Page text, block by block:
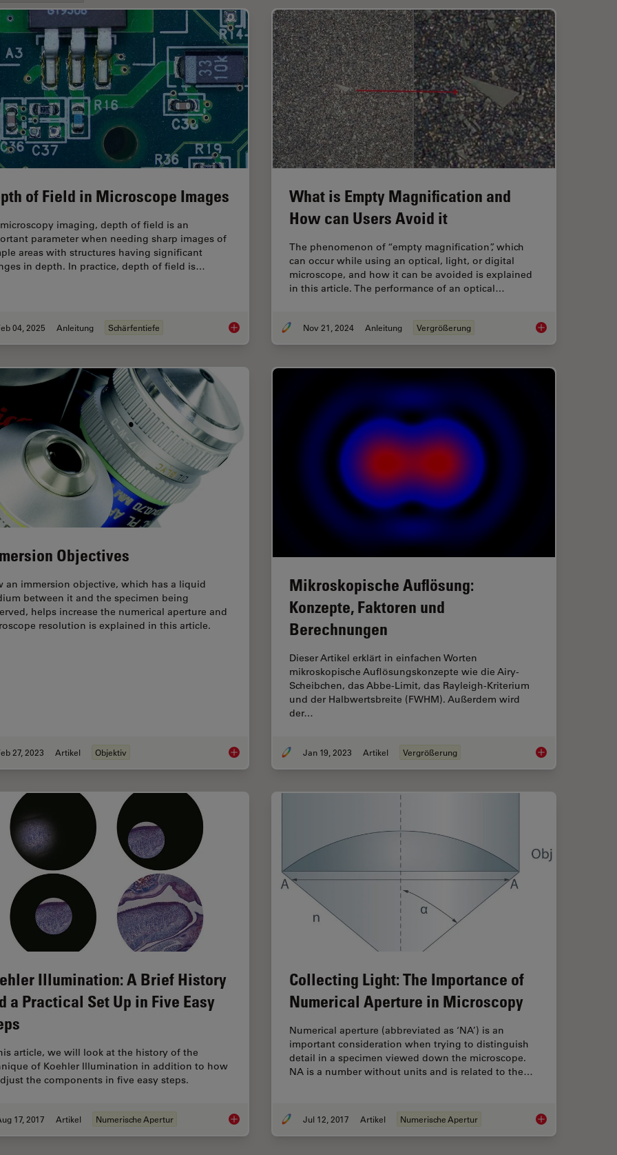
of Field in Microscope Images
imaging, depth of field is an
parameter when needing sharp images of
areas with structures having significant
in depth. In practice, depth of field is…
04, 2025 Anleitung Schärfentiefe Depth of Field in Microscope Images
What is Empty Magnification and
How can Users Avoid it
The phenomenon of “empty magnification”, which
can occur while using an optical, light, or digital
microscope, and how it can be avoided is explained
in this article. The performance of an optical…
Nov 21, 2024 Anleitung Vergrößerung What is Empty
Objectives
an immersion objective, which has a liquid
between it and the specimen being
helps increase the numerical aperture and
resolution is explained in this article.
27, 2023 Artikel Objektiv Immersion Objectives
Mikroskopische Auflösung:
Konzepte, Faktoren und
Berechnungen
Dieser Artikel erklärt in einfachen Worten
mikroskopische Auflösungskonzepte wie die Airy-
Scheibchen, das Abbe-Limit, das Rayleigh-Kriterium
und der Halbwertsbreite (FWHM). Außerdem wird
der…
Jan 19, 2023 Artikel Vergrößerung Mikroskopische
Illumination: A Brief History
a Practical Set Up in Five Easy
article, we will look at the history of the
of Koehler Illumination in addition to how
the components in five easy steps.
17, 2017 Artikel Numerische Apertur Koehler Illumination: A Brief History and a Practical Set Up in Five Easy Steps
Collecting Light: The Importance of
Numerical Aperture in Microscopy
Numerical aperture (abbreviated as ‘NA’) is an
important consideration when trying to distinguish
detail in a specimen viewed down the microscope.
NA is a number without units and is related to the…
Jul 12, 2017 Artikel Numerische Apertur Collecting Light: